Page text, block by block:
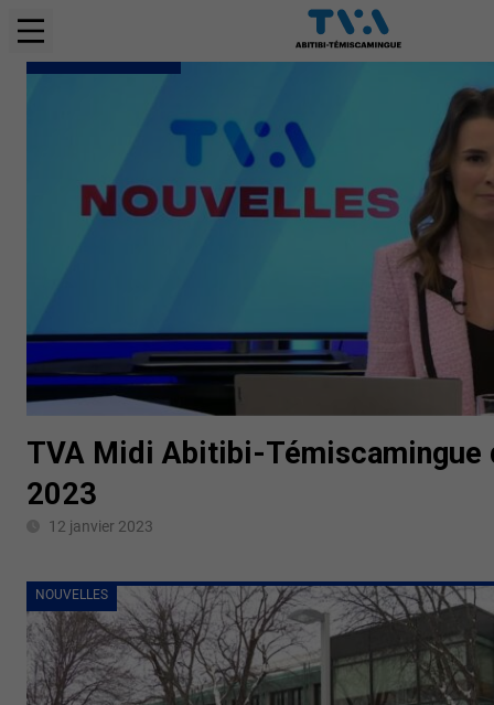
TVA Midi Abitibi-Témiscamingue
2023
12 janvier 2023
NOUVELLES